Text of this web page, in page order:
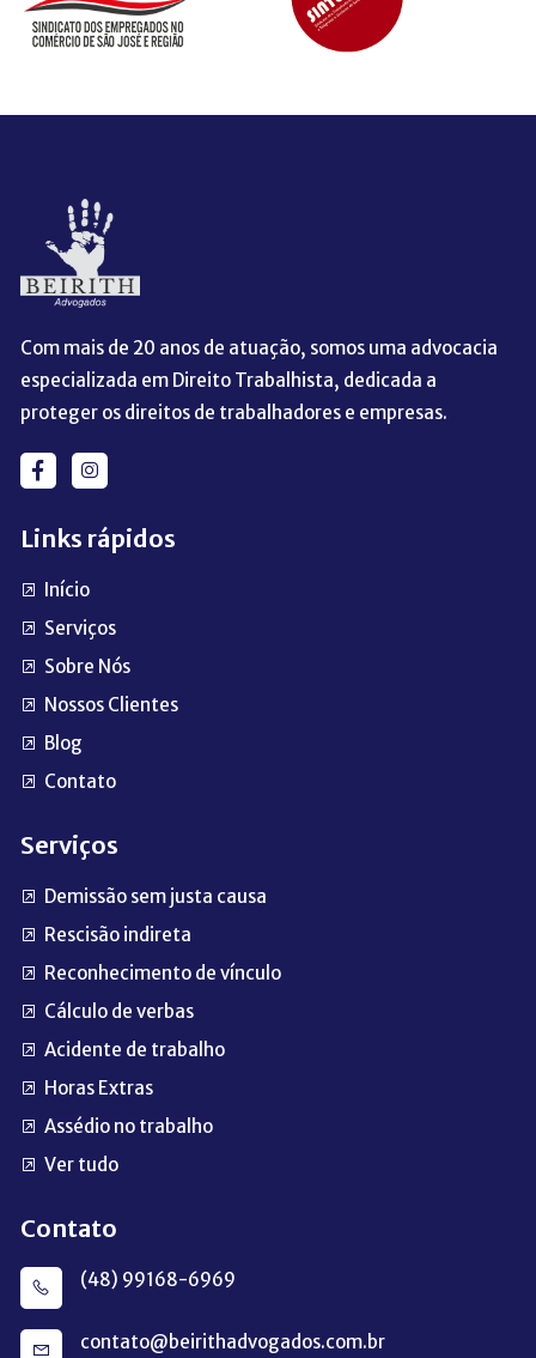
Com mais de 20 anos de atuação, somos uma advocacia
especializada em Direito Trabalhista, dedicada a
proteger os direitos de trabalhadores e empresas.
Links rápidos
Início
Serviços
Sobre Nós
Nossos Clientes
Blog
Contato
Serviços
Demissão sem justa causa
Rescisão indireta
Reconhecimento de vínculo
Cálculo de verbas
Acidente de trabalho
Horas Extras
Assédio no trabalho
Ver tudo
Contato
(48) 99168-6969
contato@beirithadvogados.com.br